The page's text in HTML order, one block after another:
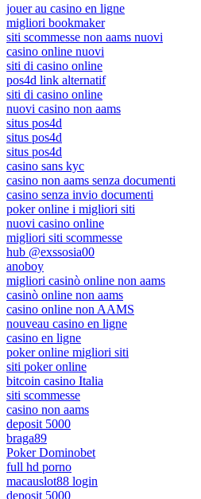
jouer au casino en ligne
migliori bookmaker
siti scommesse non aams nuovi
casino online nuovi
siti di casino online
pos4d link alternatif
siti di casino online
nuovi casino non aams
situs pos4d
situs pos4d
situs pos4d
casino sans kyc
casino non aams senza documenti
casino senza invio documenti
poker online i migliori siti
nuovi casino online
migliori siti scommesse
hub @exssosia00
anoboy
migliori casinò online non aams
casinò online non aams
casino online non AAMS
nouveau casino en ligne
casino en ligne
poker online migliori siti
siti poker online
bitcoin casino Italia
siti scommesse
casino non aams
deposit 5000
braga89
Poker Dominobet
full hd porno
macauslot88 login
deposit 5000